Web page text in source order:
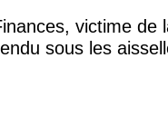
victime
sous les